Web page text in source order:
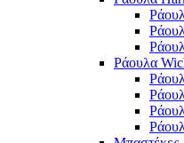
Ράουλα